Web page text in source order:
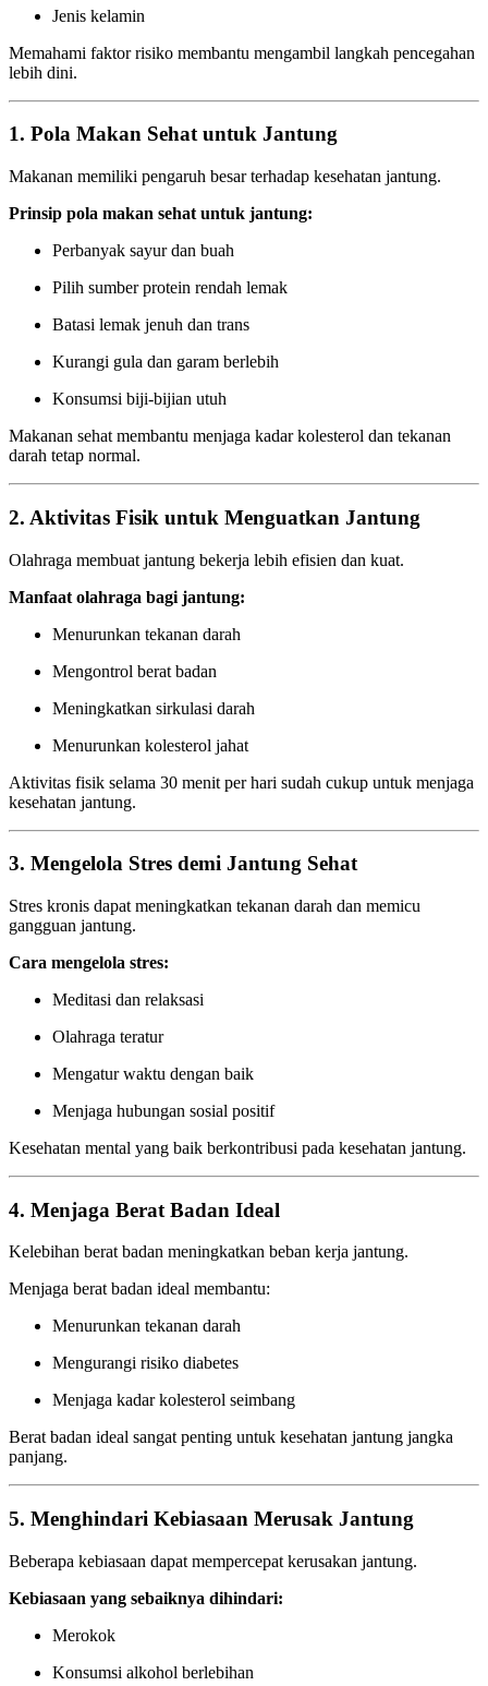
Jenis kelamin
Memahami faktor risiko membantu mengambil langkah pencegahan
lebih dini.
1. Pola Makan Sehat untuk Jantung
Makanan memiliki pengaruh besar terhadap kesehatan jantung.
Prinsip pola makan sehat untuk jantung:
Perbanyak sayur dan buah
Pilih sumber protein rendah lemak
Batasi lemak jenuh dan trans
Kurangi gula dan garam berlebih
Konsumsi biji-bijian utuh
Makanan sehat membantu menjaga kadar kolesterol dan tekanan
darah tetap normal.
2. Aktivitas Fisik untuk Menguatkan Jantung
Olahraga membuat jantung bekerja lebih efisien dan kuat.
Manfaat olahraga bagi jantung:
Menurunkan tekanan darah
Mengontrol berat badan
Meningkatkan sirkulasi darah
Menurunkan kolesterol jahat
Aktivitas fisik selama 30 menit per hari sudah cukup untuk menjaga
kesehatan jantung.
3. Mengelola Stres demi Jantung Sehat
Stres kronis dapat meningkatkan tekanan darah dan memicu
gangguan jantung.
Cara mengelola stres:
Meditasi dan relaksasi
Olahraga teratur
Mengatur waktu dengan baik
Menjaga hubungan sosial positif
Kesehatan mental yang baik berkontribusi pada kesehatan jantung.
4. Menjaga Berat Badan Ideal
Kelebihan berat badan meningkatkan beban kerja jantung.
Menjaga berat badan ideal membantu:
Menurunkan tekanan darah
Mengurangi risiko diabetes
Menjaga kadar kolesterol seimbang
Berat badan ideal sangat penting untuk kesehatan jantung jangka
panjang.
5. Menghindari Kebiasaan Merusak Jantung
Beberapa kebiasaan dapat mempercepat kerusakan jantung.
Kebiasaan yang sebaiknya dihindari:
Merokok
Konsumsi alkohol berlebihan